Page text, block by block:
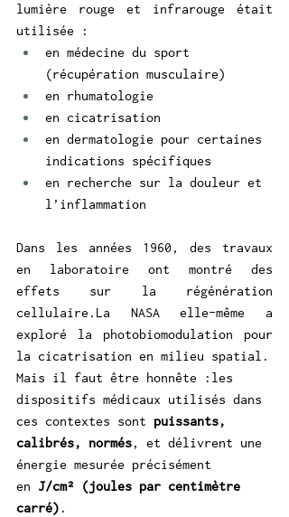
lumière rouge et infrarouge était
utilisée :
en médecine du sport
(récupération musculaire)
en rhumatologie
en cicatrisation
en dermatologie pour certaines
indications spécifiques
en recherche sur la douleur et
l’inflammation
Dans les années 1960, des travaux
en laboratoire ont montré des
cellulaire.La NASA elle-même a
exploré la photobiomodulation pour
la cicatrisation en milieu spatial.
Mais il faut être honnête :les
dispositifs médicaux utilisés dans
ces contextes sont puissants,
calibrés, normés, et délivrent une
énergie mesurée précisément
en J/cm² (joules par centimètre
carré) .